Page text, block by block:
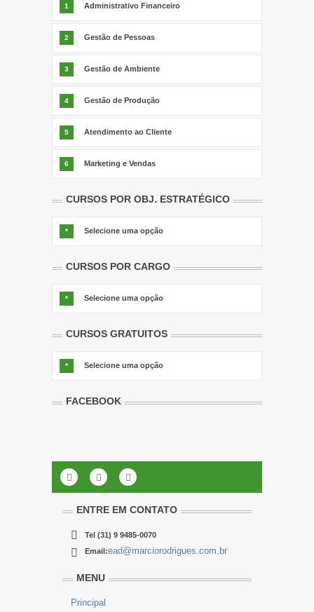
1 Administrativo Financeiro
2 Gestão de Pessoas
3 Gestão de Ambiente
4 Gestão de Produção
5 Atendimento ao Cliente
6 Marketing e Vendas
CURSOS POR OBJ. ESTRATÉGICO
* Selecione uma opção
CURSOS POR CARGO
* Selecione uma opção
CURSOS GRATUITOS
* Selecione uma opção
FACEBOOK
ENTRE EM CONTATO
Tel (31) 9 9485-0070
Email:ead@marciorodrigues.com.br
MENU
Principal